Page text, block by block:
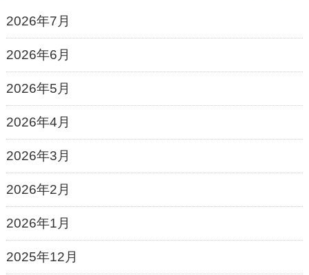
2026年7月
2026年6月
2026年5月
2026年4月
2026年3月
2026年2月
2026年1月
2025年12月